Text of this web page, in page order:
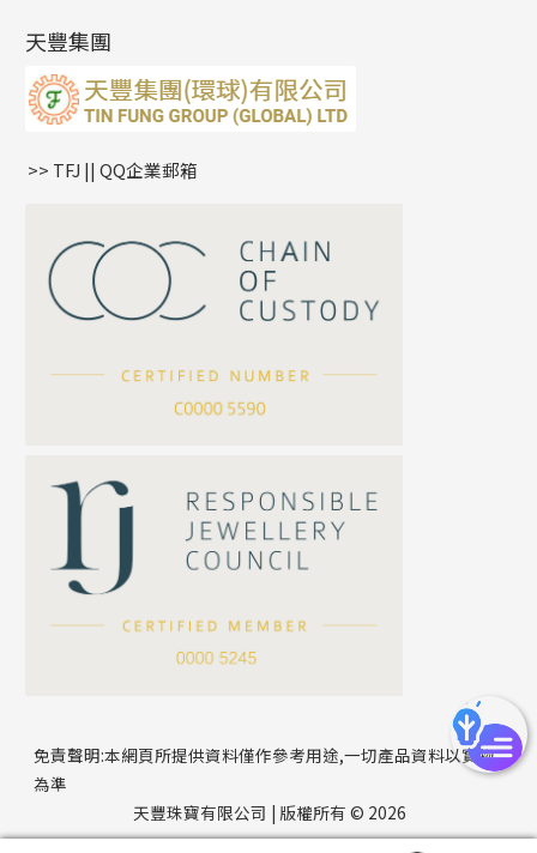
公司名稱
聯絡電話
雙十字鏈系列
水波鏈系列
蛇骨鏈系列
鏈尾系列
嘴唇鏈系列
S車花鏈系列
珍珠鏈系列
坦克鏈系列
滿天星鏈系列
方假繩鏈系列
耳環扣系列
耳綫/耳鈎系列
耳環爪頭
耳環
字母吊墜
相盒吊墜
項鏈吊墜
生肖吊墜
星座吊墜
珠扣
天豐集團
>> TFJ || QQ企業郵箱
免責聲明:本網頁所提供資料僅作參考用途,一切產品資料以實物
為準
天豐珠寶有限公司 | 版權所有 © 2026